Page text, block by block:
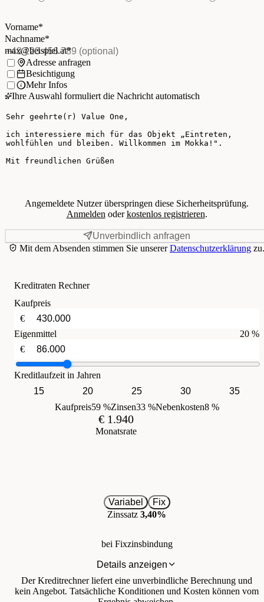
Vorname*
Nachname
Nachname*
E-Mail*(Pflichtfeld)
max@beispiel.at*
Telefon(optional)
Ich möchte:Adresse anfragen
Besichtigung
Mehr Infos
Ihre Auswahl formuliert die Nachricht automatisch
Ihre Nachricht
Angemeldete Nutzer überspringen diese Sicherheitsprüfung.
Anmelden oderkostenlos registrieren.
Unverbindlich anfragen
Mit dem Absenden stimmen Sie unsererDatenschutzerklärung zu.
Kreditraten Rechner
Kaufpreis
€
Eigenmittel
20 %
€
Kreditlaufzeit in Jahren
15
20 25 30
35
Kaufpreis59 %Zinsen33 %Nebenkosten8 %
€ 1.940
Monatsrate
Variabel
Fix
Zinssatz 3,40%
bei Fixzinsbindung
Details anzeigen
Der Kreditrechner liefert eine unverbindliche Berechnung und
kein Angebot. Tatsächliche Konditionen und Kosten können vom